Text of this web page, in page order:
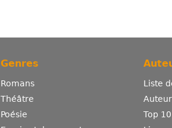
Genres
Romans
Théâtre
Poésie
Liste
Top